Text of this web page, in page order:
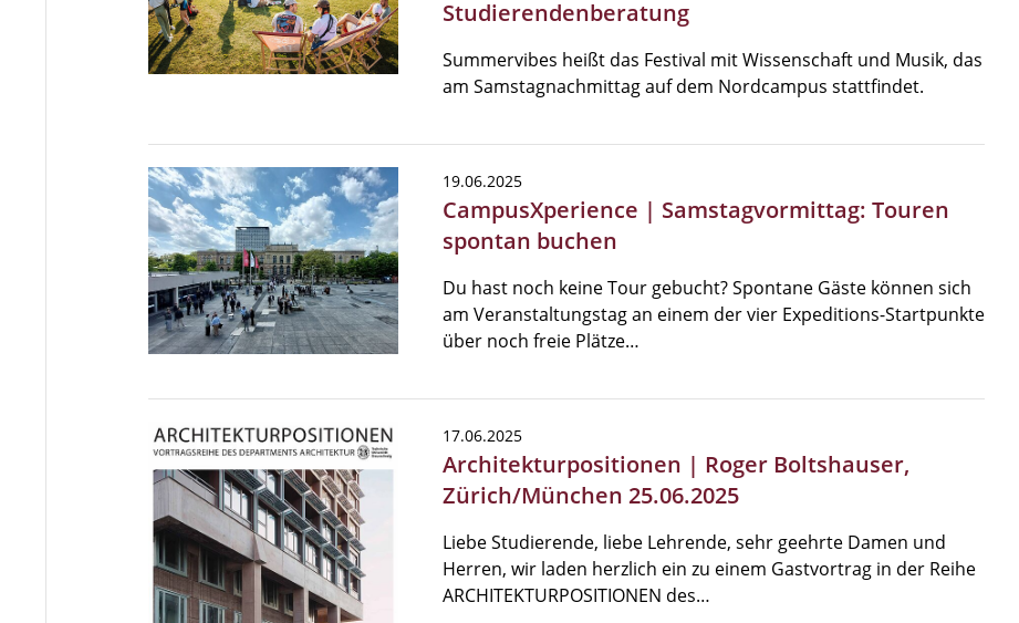
Studierendenberatung
Summervibes heißt das Festival mit Wissenschaft und Musik, das
am Samstagnachmittag auf dem Nordcampus stattfindet.
19.06.2025
CampusXperience | Samstagvormittag: Touren
spontan buchen
Du hast noch keine Tour gebucht? Spontane Gäste können sich
am Veranstaltungstag an einem der vier Expeditions-Startpunkte
über noch freie Plätze…
17.06.2025
Architekturpositionen | Roger Boltshauser,
Zürich/München 25.06.2025
Liebe Studierende, liebe Lehrende, sehr geehrte Damen und
Herren, wir laden herzlich ein zu einem Gastvortrag in der Reihe
ARCHITEKTURPOSITIONEN des…